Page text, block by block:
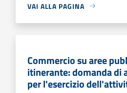
VAI ALLA PAGINA
Commercio su aree
itinerante: domanda di
per l'esercizio